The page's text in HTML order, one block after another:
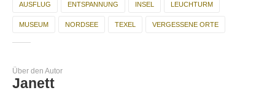
AUSFLUG ENTSPANNUNG INSEL LEUCHTURM
MUSEUM NORDSEE TEXEL VERGESSENE ORTE
Über den Autor
Janett